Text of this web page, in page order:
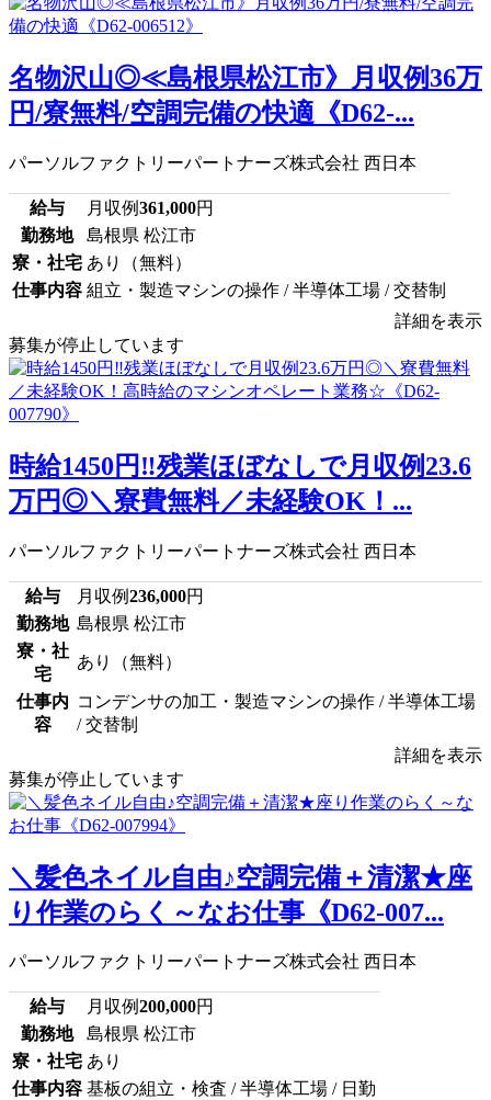
名物沢山◎≪島根県松江市》月収例36万
円/寮無料/空調完備の快適《D62-...
パーソルファクトリーパートナーズ株式会社 西日本
給与 月収例361,000円
勤務地
島根県 松江市
寮・社宅 あり（無料）
仕事内容 組立・製造マシンの操作 / 半導体工場 / 交替制
詳細を表示
募集が停止しています
時給1450円‼残業ほぼなしで月収例23.6
万円◎＼寮費無料／未経験OK！...
パーソルファクトリーパートナーズ株式会社 西日本
給与 月収例236,000円
勤務地 島根県 松江市
寮・社
宅
あり（無料）
仕事内
容
コンデンサの加工・製造マシンの操作 / 半導体工場
/ 交替制
詳細を表示
募集が停止しています
＼髪色ネイル自由♪空調完備＋清潔★座
り作業のらく～なお仕事《D62-007...
パーソルファクトリーパートナーズ株式会社 西日本
給与 月収例200,000円
勤務地
島根県 松江市
寮・社宅 あり
仕事内容 基板の組立・検査 / 半導体工場 / 日勤